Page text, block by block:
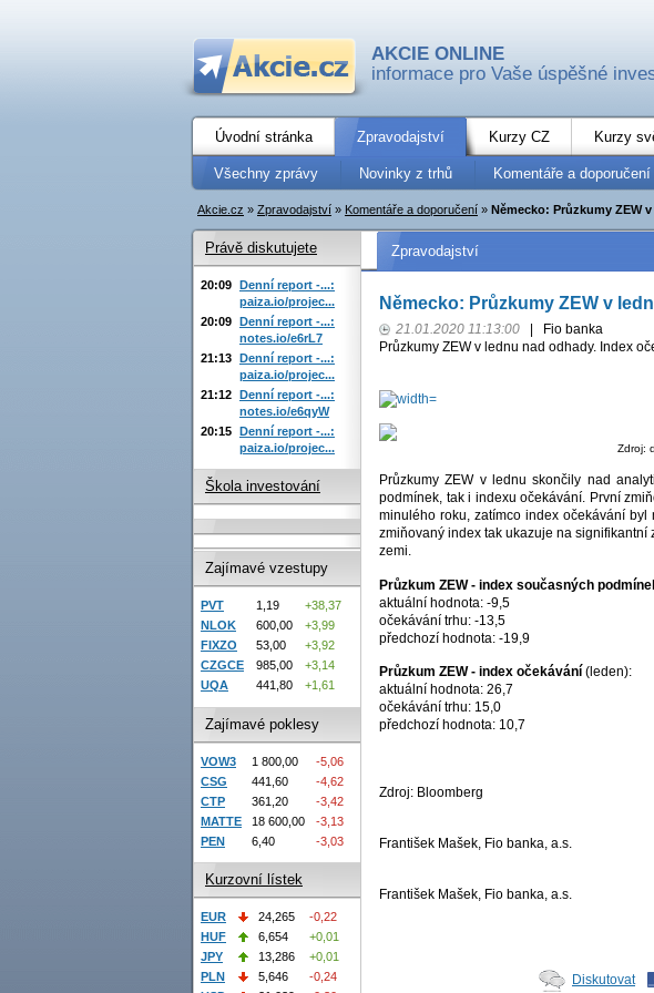
AKCIE ONLINE
informace pro Vaše úspěšné
Úvodní stránka Zpravodajství Kurzy CZ Kurzy
Všechny zprávy Novinky z trhů Komentáře a doporučení
Akcie.cz » Zpravodajství » Komentáře a doporučení » Německo: Průzkumy ZEW
Zpravodajství
Německo: Průzkumy ZEW v
21.01.2020 11:13:00
Fio banka
Průzkumy ZEW v lednu nad odhady. Index
Zdroj:
Průzkumy ZEW v lednu skončily nad
podmínek, tak i indexu očekávání. První
minulého roku, zatímco index očekávání
zmiňovaný index tak ukazuje na
zemi.
Průzkum ZEW - index současných
aktuální hodnota: -9,5
očekávání trhu: -13,5
předchozí hodnota: -19,9
Průzkum ZEW - index očekávání (leden):
aktuální hodnota: 26,7
očekávání trhu: 15,0
předchozí hodnota: 10,7
Zdroj: Bloomberg
František Mašek, Fio banka, a.s.
František Mašek, Fio banka, a.s.
Diskutovat
Právě diskutujete
20:09 Denní report -...:
paiza.io/projec...
20:09 Denní report -...:
notes.io/e6rL7
21:13 Denní report -...:
paiza.io/projec...
21:12 Denní report -...:
notes.io/e6qyW
20:15 Denní report -...:
paiza.io/projec...
Škola investování
Zajímavé vzestupy
PVT 1,19
+38,37
NLOK
600,00
+3,99
FIXZO
53,00
+3,92
CZGCE
985,00
+3,14
UQA
441,80 +1,61
Zajímavé poklesy
VOW3 1 800,00
-5,06
CSG
441,60
-4,62
CTP
361,20
-3,42
MATTE
18 600,00
-3,13
PEN
6,40 -3,03
Kurzovní lístek
EUR 24,265
-0,22
HUF
6,654
+0,01
JPY
13,286
+0,01
PLN
5,646
-0,24